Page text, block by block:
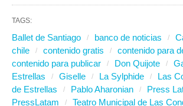
TAGS:
Ballet de Santiago banco de noticias
chile
contenido gratis
contenido para
contenido para publicar
Don Quijote
Estrellas
Giselle La Sylphide Las
de Estrellas
Pablo Aharonian
Press
PressLatam
Teatro Municipal de Las